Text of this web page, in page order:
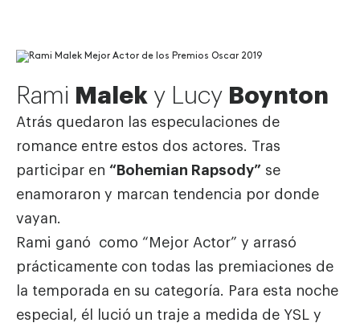
Rami Malek y Lucy Boynton
Atrás quedaron las especulaciones de
romance entre estos dos actores. Tras
participar en “Bohemian Rapsody” se
enamoraron y marcan tendencia por donde
vayan.
Rami ganó como “Mejor Actor” y arrasó
prácticamente con todas las premiaciones de
la temporada en su categoría. Para esta noche
especial, él lució un traje a medida de YSL y